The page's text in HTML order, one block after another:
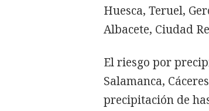
Huesca, Teruel,
Albacete, Ciudad
El riesgo por
Salamanca,
precipitación de